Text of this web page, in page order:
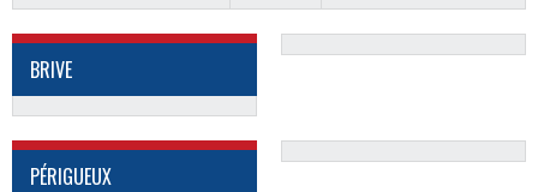
BRIVE
PÉRIGUEUX